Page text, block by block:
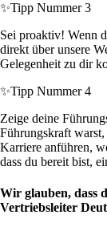
✨Tipp Nummer 3
Sei proaktiv! Wenn
direkt über unsere
Gelegenheit zu dir
✨Tipp Nummer 4
Zeige deine
Führungskraft
Karriere anführen,
dass du bereit bist,
Wir glauben, dass
Vertriebsleiter